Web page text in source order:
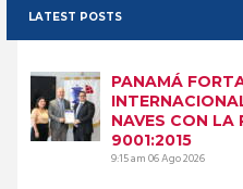
LATEST POSTS
PANAMÁ
NAVES CON LA
9001:2015
9:15 am06 Ago 2026